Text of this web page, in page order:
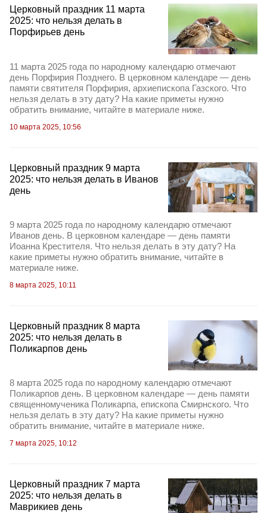
Церковный праздник 11 марта
2025: что нельзя делать в
Порфирьев день
11 марта 2025 года по народному календарю отмечают
день Порфирия Позднего. В церковном календаре — день
памяти святителя Порфирия, архиепископа Газского. Что
нельзя делать в эту дату? На какие приметы нужно
обратить внимание, читайте в материале ниже.
10 марта 2025, 10:56
Церковный праздник 9 марта
2025: что нельзя делать в Иванов
день
9 марта 2025 года по народному календарю отмечают
Иванов день. В церковном календаре — день памяти
Иоанна Крестителя. Что нельзя делать в эту дату? На
какие приметы нужно обратить внимание, читайте в
материале ниже.
8 марта 2025, 10:11
Церковный праздник 8 марта
2025: что нельзя делать в
Поликарпов день
8 марта 2025 года по народному календарю отмечают
Поликарпов день. В церковном календаре — день памяти
священномученика Поликарпа, епископа Смирнского. Что
нельзя делать в эту дату? На какие приметы нужно
обратить внимание, читайте в материале ниже.
7 марта 2025, 10:12
Церковный праздник 7 марта
2025: что нельзя делать в
Маврикиев день